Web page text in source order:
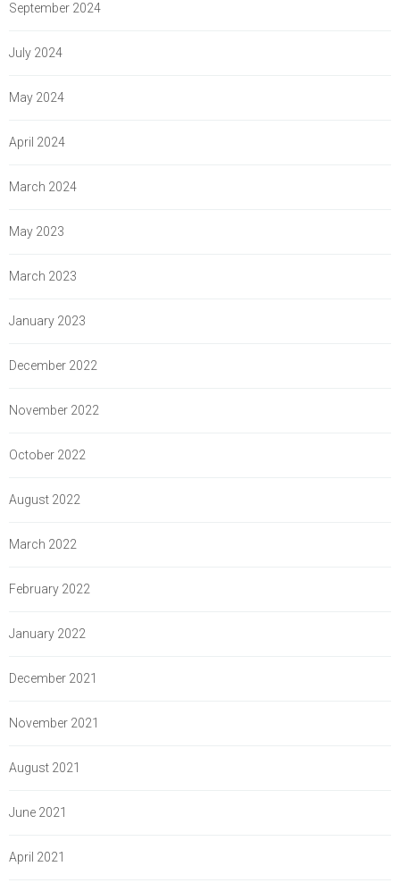
September 2024
July 2024
May 2024
April 2024
March 2024
May 2023
March 2023
January 2023
December 2022
November 2022
October 2022
August 2022
March 2022
February 2022
January 2022
December 2021
November 2021
August 2021
June 2021
April 2021